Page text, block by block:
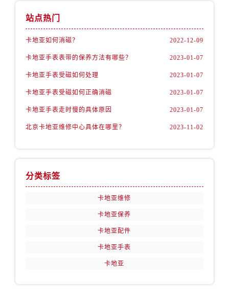
站点热门
卡地亚如何消磁？ 2022-12-09
卡地亚手表表带的保养方法有哪些？ 2023-01-07
卡地亚手表受磁如何处理 2023-01-07
卡地亚手表受磁如何正确消磁 2023-01-07
卡地亚手表走时慢的具体原因 2023-01-07
北京卡地亚维修中心具体在哪里？ 2023-11-02
分类标签
卡地亚维修
卡地亚保养
卡地亚配件
卡地亚手表
卡地亚